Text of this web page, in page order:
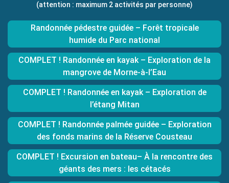
(attention : maximum 2 activités par personne)
Randonnée pédestre guidée – Forêt tropicale
humide du Parc national
COMPLET ! Randonnée en kayak – Exploration de la
mangrove de Morne-à-l’Eau
COMPLET ! Randonnée en kayak – Exploration de
l’étang Mitan
COMPLET ! Randonnée palmée guidée – Exploration
des fonds marins de la Réserve Cousteau
COMPLET ! Excursion en bateau– À la rencontre des
géants des mers : les cétacés